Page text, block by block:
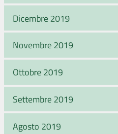
Dicembre 2019
Novembre 2019
Ottobre 2019
Settembre 2019
Agosto 2019